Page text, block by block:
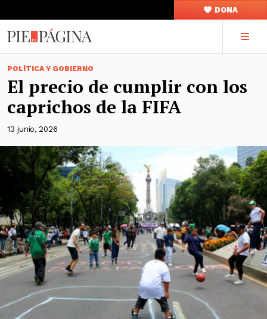
DONA
POLÍTICA Y GOBIERNO
El precio de cumplir con los
caprichos de la FIFA
13 junio, 2026